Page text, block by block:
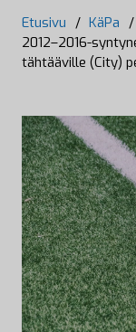
Etusivu / KäPa /
2012–2016-
tähtääville (City)